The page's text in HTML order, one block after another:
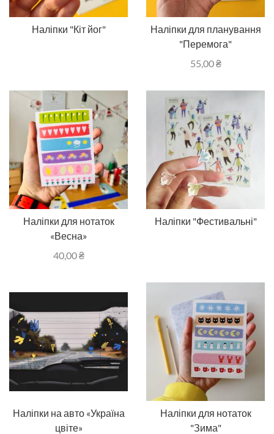
Наліпки "Кіт йог"
Наліпки для планування
"Перемога"
55,00₴
Наліпки для нотаток
«Весна»
40,00₴
Наліпки "Фестивальні"
Наліпки на авто «Україна
цвіте»
Наліпки для нотаток
"Зима"